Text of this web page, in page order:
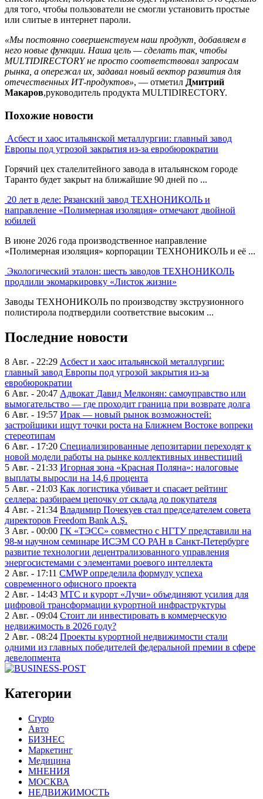
для того, чтобы пользователи не смогли установить простые
или слитые в интернет пароли.
«Мы постоянно совершенствуем наш продукт, добавляем в
него новые функции. Наша цель — сделать так, чтобы
MULTIDIRECTORY не просто соответствовал запросам
рынка, а опережал их, задавал новый вектор развития для
отечественных ИТ‑продуктов», — отметил Дмитрий
Макаров,руководитель продукта MULTIDIRECTORY.
Похожие новости
Асбест и хаос итальянской металлургии: главный завод
Европы под угрозой закрытия из-за евробюрократии
Горячий цех сталелитейного завода в итальянском городе
Таранто будет закрыт на ближайшие 90 дней по ...
20 лет в деле: Рязанский завод ТЕХНОНИКОЛЬ и
направление «Полимерная изоляция» отмечают двойной
юбилей
В июне 2026 года производственное направление
«Полимерная изоляция» корпорации ТЕХНОНИКОЛЬ и её ...
Экологический эталон: шесть заводов ТЕХНОНИКОЛЬ
продлили экомаркировку «Листок жизни»
Заводы ТЕХНОНИКОЛЬ по производству экструзионного
полистирола подтвердили соответствие высоким ...
Последние новости
8 Авг. - 22:29 Асбест и хаос итальянской металлургии:
главный завод Европы под угрозой закрытия из-за
евробюрократии
6 Авг. - 20:47 Адвокат Давид Мелконян: самоуправство или
вымогательство — где проходит граница при возврате долга
6 Авг. - 19:57 Ирак — новый рынок возможностей:
застройщики ищут точки роста на Ближнем Востоке вопреки
стереотипам
6 Авг. - 17:20 Специализированные депозитарии переходят к
новой модели работы на рынке коллективных инвестиций
5 Авг. - 21:33 Игорная зона «Красная Поляна»: налоговые
выплаты выросли на 14,6 процента
5 Авг. - 21:03 Как логистика убивает и спасает рейтинг
селлера: разбираем цепочку от склада до покупателя
4 Авг. - 21:34 Владимир Почекуев стал председателем совета
директоров Freedom Bank A.Ş.
3 Авг. - 00:00 ГК «ТЭСС» совместно с НГТУ представили на
98-м научном семинаре ИСЭМ СО РАН в Санкт-Петербурге
развитие технологии децентрализованного управления
энергосистемами с элементами роевого интеллекта
2 Авг. - 17:11 CMWP определила формулу успеха
современного офисного проекта
2 Авг. - 14:43 МТС и курорт «Лучи» объединяют усилия для
цифровой трансформации курортной инфраструктуры
2 Авг. - 09:04 Стоит ли инвестировать в коммерческую
недвижимость в 2026 году?
2 Авг. - 08:24 Проекты курортной недвижимости стали
одними из главных победителей федеральной премии в сфере
девелопмента
Категории
Crypto
Авто
БИЗНЕС
Маркетинг
Медицина
МНЕНИЯ
МОСКВА
НЕДВИЖИМОСТЬ